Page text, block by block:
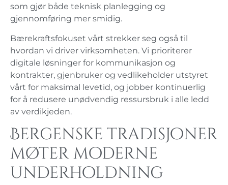
som gjør både teknisk planlegging og
gjennomføring mer smidig.
Bærekraftsfokuset vårt strekker seg også til
hvordan vi driver virksomheten. Vi prioriterer
digitale løsninger for kommunikasjon og
kontrakter, gjenbruker og vedlikeholder utstyret
vårt for maksimal levetid, og jobber kontinuerlig
for å redusere unødvendig ressursbruk i alle ledd
av verdikjeden.
Bergenske tradisjoner
møter moderne
underholdning